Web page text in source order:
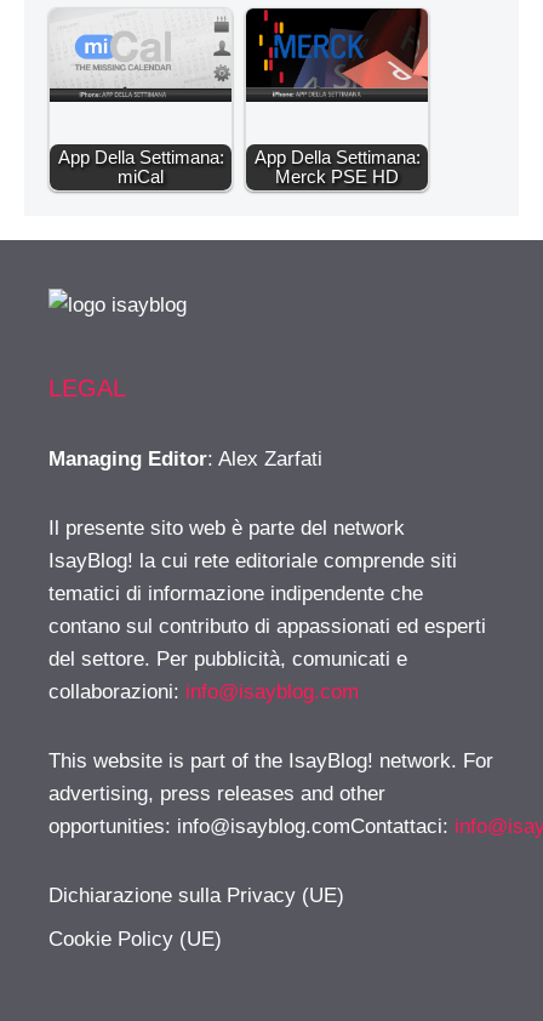
App Della Settimana:
miCal
App Della Settimana:
Merck PSE HD
LEGAL
Managing Editor: Alex Zarfati
Il presente sito web è parte del network
IsayBlog! la cui rete editoriale comprende siti
tematici di informazione indipendente che
contano sul contributo di appassionati ed esperti
del settore. Per pubblicità, comunicati e
collaborazioni: info@isayblog.com
This website is part of the IsayBlog! network. For
advertising, press releases and other
opportunities: info@isayblog.comContattaci:
Dichiarazione sulla Privacy (UE)
Cookie Policy (UE)